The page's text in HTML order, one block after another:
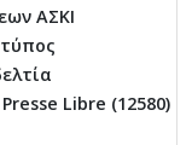
ΑΣΚΙ
Libre (12580)